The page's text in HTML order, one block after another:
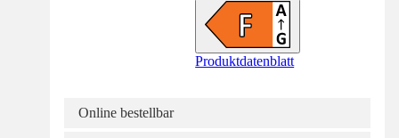
Produktdatenblatt
Online bestellbar